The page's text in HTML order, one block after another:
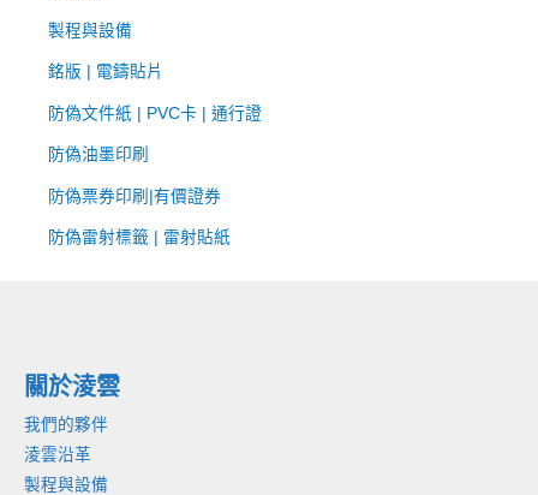
製程與設備
銘版 | 電鑄貼片
防偽文件紙 | PVC卡 | 通行證
防偽油墨印刷
防偽票券印刷|有價證券
防偽雷射標籤 | 雷射貼紙
關於淩雲
我們的夥伴
淩雲沿革
製程與設備